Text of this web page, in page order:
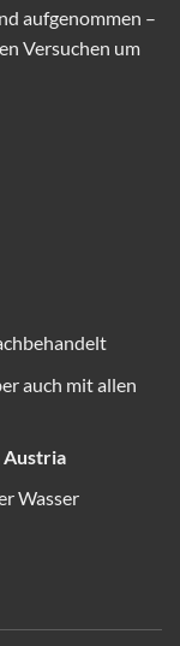
aufgenommen –
Versuchen um
auch mit allen
Austria
Wasser